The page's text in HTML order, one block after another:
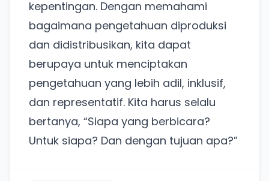
kepentingan. Dengan memahami
bagaimana pengetahuan diproduksi
dan didistribusikan, kita dapat
berupaya untuk menciptakan
pengetahuan yang lebih adil, inklusif,
dan representatif. Kita harus selalu
bertanya, Siapa yang berbicara?
Untuk siapa? Dan dengan tujuan apa?
Lain kali saja